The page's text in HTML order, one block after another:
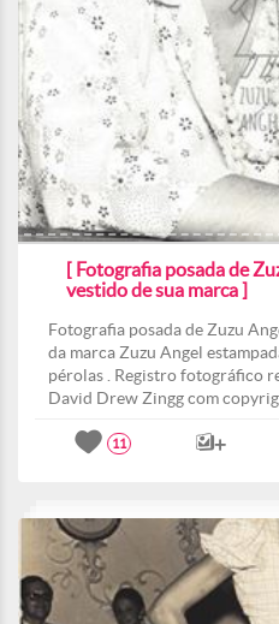
[ Fotografia posada de
vestido de sua marca ]
Fotografia posada de Zuzu
da marca Zuzu Angel
pérolas . Registro fotográfico
David Drew Zingg com
11